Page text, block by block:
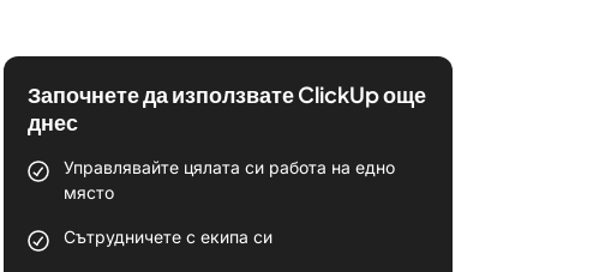
Започнете да използвате ClickUp още
днес
Управлявайте цялата си работа на едно
място
Сътрудничете с екипа си